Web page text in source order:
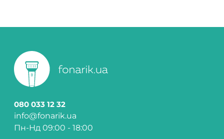
080 033 12 32
info@fonarik.ua
Пн-Нд 09:00 - 18:00